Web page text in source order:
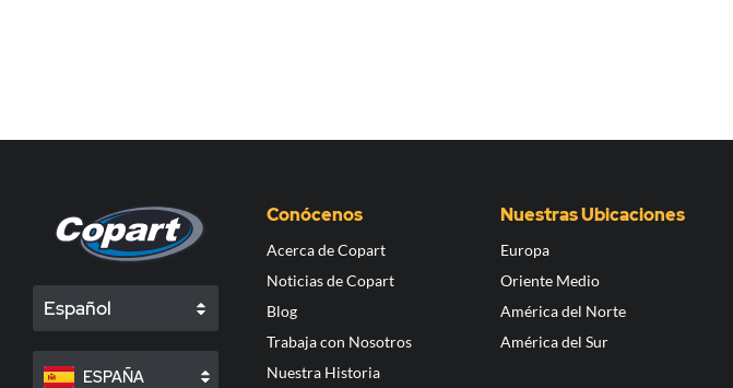
Español
ESPAÑA
Conócenos
Acerca de Copart
Noticias de Copart
Blog
Trabaja con Nosotros
Nuestra Historia
Nuestras Ubicaciones
Europa
Oriente Medio
América del Norte
América del Sur